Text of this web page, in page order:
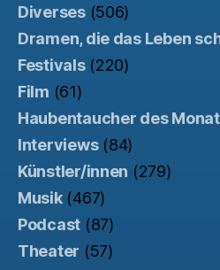
Diverses(506)
Dramen, die das Leben
Festivals(220)
Film (61)
Haubentaucher des
Interviews(84)
Künstler/innen (279)
Musik(467)
Podcast (87)
Theater (57)